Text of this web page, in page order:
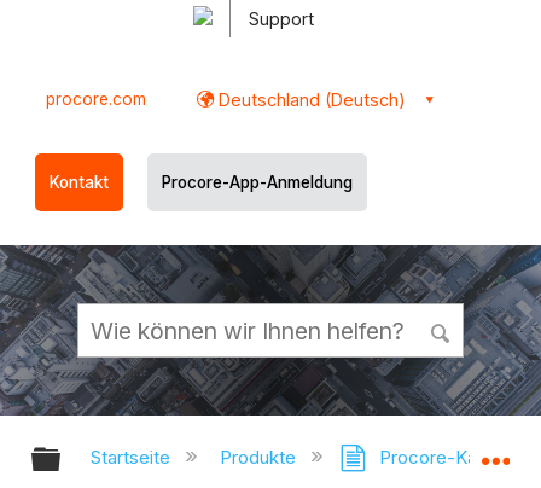
Support
procore.com Deutschland (Deutsch)
Kontakt Procore-App-Anmeldung
Globale Hierarchie auf- und
Startseite Produkte Procore-Karten